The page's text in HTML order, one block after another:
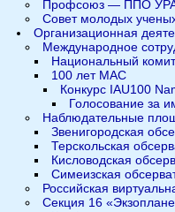
Профсоюз — ППО
Совет молодых
Организационная
Международное
Национальный
100 лет МАС
Конкурс IAU100
Голосование за
Наблюдательные
Звенигородская
Терскольская
Кисловодская
Симеизская
Российская
Секция 16